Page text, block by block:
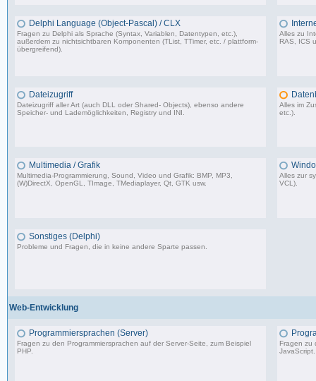
Delphi Language (Object-Pascal) / CLX
Fragen zu Delphi als Sprache (Syntax, Variablen, Datentypen, etc.),
außerdem zu nichtsichtbaren Komponenten (TList, TTimer, etc. / plattform-
übergreifend).
Alles zu
RAS, ICS
Dateizugriff
Dateizugriff aller Art (auch DLL oder Shared- Objects), ebenso andere
Speicher- und Lademöglichkeiten, Registry und INI.
Alles im
etc.).
Multimedia / Grafik
Multimedia-Programmierung, Sound, Video und Grafik: BMP, MP3,
(W)DirectX, OpenGL, TImage, TMediaplayer, Qt, GTK usw.
Alles zur
VCL).
Sonstiges (Delphi)
Probleme und Fragen, die in keine andere Sparte passen.
Web-Entwicklung
Programmiersprachen (Server)
Fragen zu den Programmiersprachen auf der Server-Seite, zum Beispiel
PHP.
Fragen zu
JavaScript.